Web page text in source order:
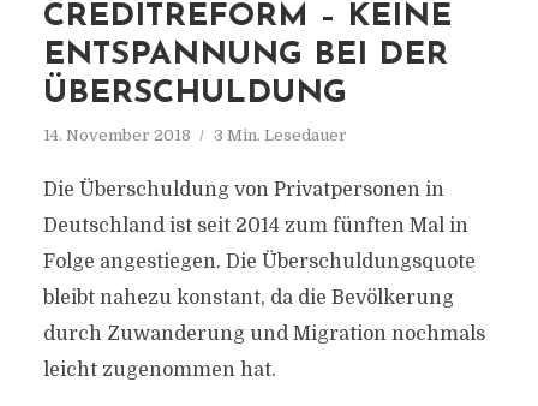
CREDITREFORM – KEINE
ENTSPANNUNG BEI DER
ÜBERSCHULDUNG
14. November 2018 3 Min. Lesedauer
Die Überschuldung von Privatpersonen in
Deutschland ist seit 2014 zum fünften Mal in
Folge angestiegen. Die Überschuldungsquote
bleibt nahezu konstant, da die Bevölkerung
durch Zuwanderung und Migration nochmals
leicht zugenommen hat.